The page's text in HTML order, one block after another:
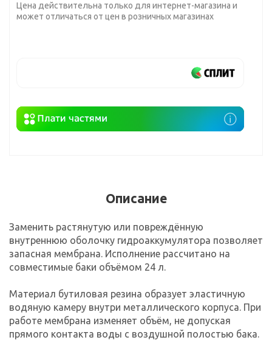
Цена действительна только для интернет-магазина и
может отличаться от цен в розничных магазинах
Описание
Заменить растянутую или повреждённую
внутреннюю оболочку гидроаккумулятора позволяет
запасная мембрана. Исполнение рассчитано на
совместимые баки объёмом 24 л.
Материал бутиловая резина образует эластичную
водяную камеру внутри металлического корпуса. При
работе мембрана изменяет объём, не допуская
прямого контакта воды с воздушной полостью бака.